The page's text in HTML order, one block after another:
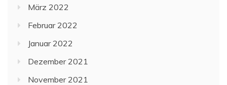
März 2022
Februar 2022
Januar 2022
Dezember 2021
November 2021